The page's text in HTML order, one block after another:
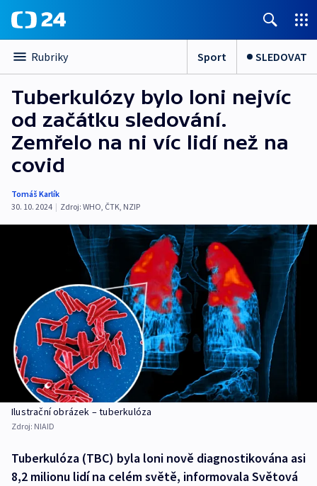
Rubriky Sport SLEDOVAT
Tuberkulózy bylo loni nejvíc
od začátku sledování.
Zemřelo na ni víc lidí než na
covid
Tomáš Karlík
30. 10. 2024 | Zdroj: WHO, ČTK, NZIP
Ilustrační obrázek – tuberkulóza
Zdroj: NIAID
Tuberkulóza (TBC) byla loni nově diagnostikována asi
8,2 milionu lidí na celém světě, informovala Světová